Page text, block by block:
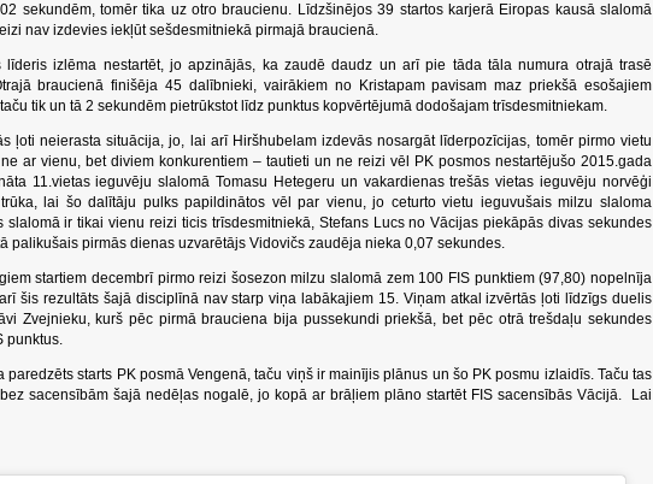
sekundēm, tomēr tika uz otro braucienu. Līdzšinējos 39 startos karjerā Eiropas kausā slalomā
nav izdevies iekļūt sešdesmitniekā pirmajā braucienā.
līderis izlēma nestartēt, jo apzinājās, ka zaudē daudz un arī pie tāda tāla numura otrajā trasē
braucienā finišēja 45 dalībnieki, vairākiem no Kristapam pavisam maz priekšā esošajiem
tik un tā 2 sekundēm pietrūkstot līdz punktus kopvērtējumā dodošajam trīsdesmitniekam.
ļoti neierasta situācija, jo, lai arī Hiršhubelam izdevās nosargāt līderpozīcijas, tomēr pirmo vietu
ar vienu, bet diviem konkurentiem – tautieti un ne reizi vēl PK posmos nestartējušo 2015.gada
11.vietas ieguvēju slalomā Tomasu Hetegeru un vakardienas trešās vietas ieguvēju norvēģi
lai šo dalītāju pulks papildinātos vēl par vienu, jo ceturto vietu ieguvušais milzu slaloma
slalomā ir tikai vienu reizi ticis trīsdesmitniekā, Stefans Lucs no Vācijas piekāpās divas sekundes
palikušais pirmās dienas uzvarētājs Vidovičs zaudēja nieka 0,07 sekundes.
startiem decembrī pirmo reizi šosezon milzu slalomā zem 100 FIS punktiem (97,80) nopelnīja
šis rezultāts šajā disciplīnā nav starp viņa labākajiem 15. Viņam atkal izvērtās ļoti līdzīgs duelis
Zvejnieku, kurš pēc pirmā brauciena bija pussekundi priekšā, bet pēc otrā trešdaļu sekundes
punktus.
paredzēts starts PK posmā Vengenā, taču viņš ir mainījis plānus un šo PK posmu izlaidīs. Taču tas
sacensībām šajā nedēļas nogalē, jo kopā ar brāļiem plāno startēt FIS sacensībās Vācijā. Lai